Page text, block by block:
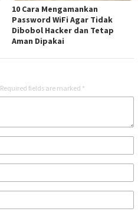
10 Cara Mengamankan
Password WiFi Agar Tidak
Dibobol Hacker dan Tetap
Aman Dipakai
Required fields are marked *